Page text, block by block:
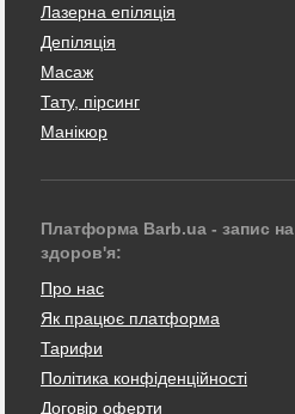
Лазерна епіляція
Депіляція
Масаж
Тату, пірсинг
Манікюр
Платформа Barb.ua - запис
здоров'я:
Про нас
Як працює платформа
Тарифи
Політика конфіденційності
Договір оферти